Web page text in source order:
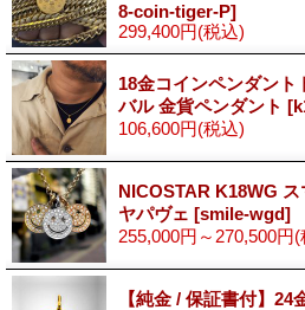
8-coin-tiger-P]
299,400円(税込)
18金コインペンダント
バル 金貨ペンダント
106,600円(税込)
NICOSTAR K18WG
ヤパヴェ [smile-wgd]
255,000円～270,500円(
【純金 / 保証書付】